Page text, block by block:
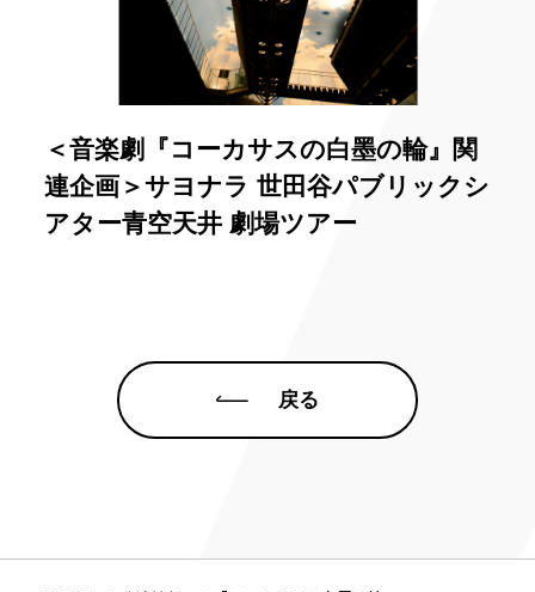
＜音楽劇『コーカサスの白墨の輪』関
連企画＞サヨナラ 世田谷パブリックシ
アター青空天井 劇場ツアー
戻る